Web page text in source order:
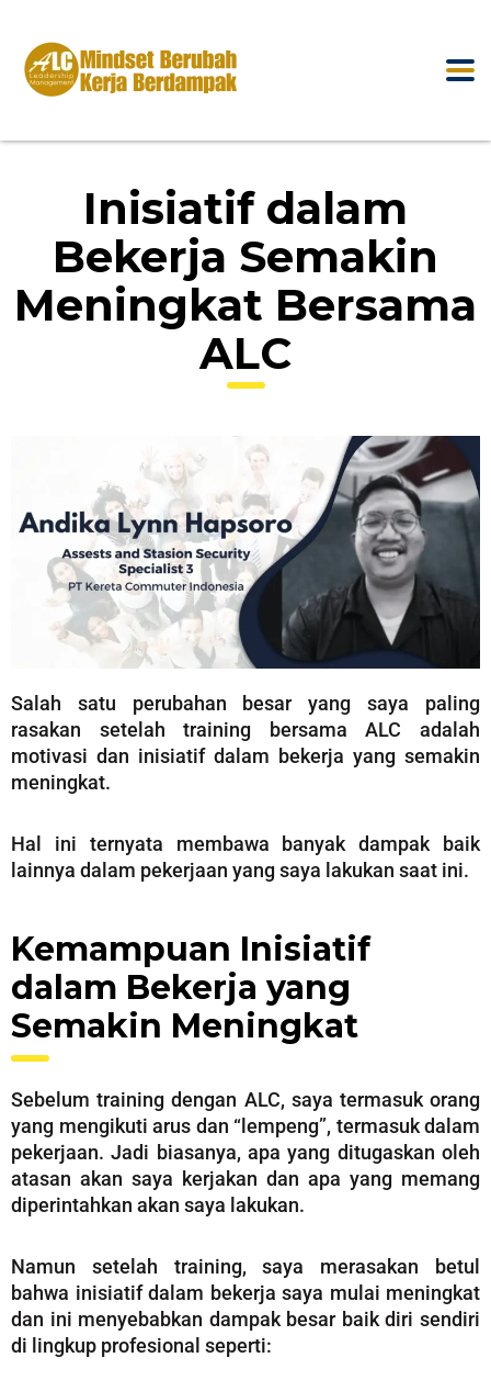
Inisiatif dalam
Bekerja Semakin
Meningkat Bersama
ALC
Salah satu perubahan besar yang saya paling
rasakan setelah training bersama ALC adalah
motivasi dan inisiatif dalam bekerja yang semakin
meningkat.
Hal ini ternyata membawa banyak dampak baik
lainnya dalam pekerjaan yang saya lakukan saat ini.
Kemampuan Inisiatif
dalam Bekerja yang
Semakin Meningkat
Sebelum training dengan ALC, saya termasuk orang
yang mengikuti arus dan “lempeng”, termasuk dalam
pekerjaan. Jadi biasanya, apa yang ditugaskan oleh
atasan akan saya kerjakan dan apa yang memang
diperintahkan akan saya lakukan.
Namun setelah training, saya merasakan betul
bahwa inisiatif dalam bekerja saya mulai meningkat
dan ini menyebabkan dampak besar baik diri sendiri
di lingkup profesional seperti: